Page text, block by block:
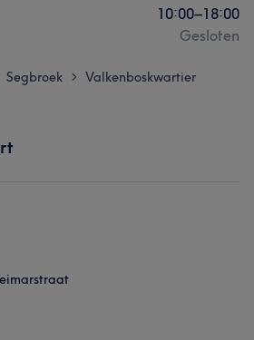
10:00–18:00
Gesloten
Segbroek > Valkenboskwartier